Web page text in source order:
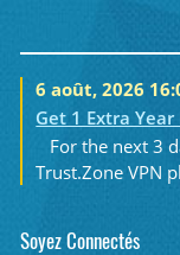
6 août, 2026
Get 1 Extra Year
For the next 3
Trust.Zone VPN
Soyez Connectés